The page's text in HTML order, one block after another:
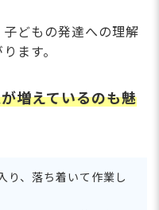
どもの発達への理解
ます。
増えているのも魅
り、落ち着いて作業し